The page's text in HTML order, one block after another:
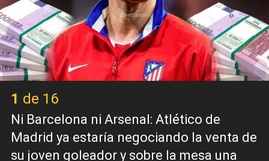
1 de 16
Ni Barcelona ni Arsenal: Atlético de
Madrid ya estaría negociando la venta de
su joven goleador y sobre la mesa una
X